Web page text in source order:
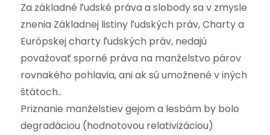
Za základné ľudské práva a slobody sa v zmysle
znenia Základnej listiny ľudských práv, Charty a
Európskej charty ľudských práv, nedajú
považovať sporné práva na manželstvo párov
rovnakého pohlavia, ani ak sú umožnené v iných
štátoch..
Priznanie manželstiev gejom a lesbám by bolo
degradáciou (hodnotovou relativizáciou)